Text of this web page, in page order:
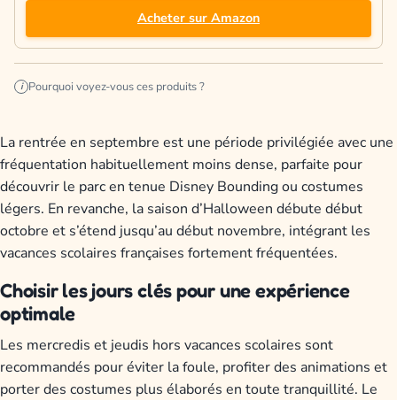
Acheter sur Amazon
i Pourquoi voyez-vous ces produits ?
La rentrée en septembre est une période privilégiée avec une
fréquentation habituellement moins dense, parfaite pour
découvrir le parc en tenue Disney Bounding ou costumes
légers. En revanche, la saison d’Halloween débute début
octobre et s’étend jusqu’au début novembre, intégrant les
vacances scolaires françaises fortement fréquentées.
Choisir les jours clés pour une expérience
optimale
Les mercredis et jeudis hors vacances scolaires sont
recommandés pour éviter la foule, profiter des animations et
porter des costumes plus élaborés en toute tranquillité. Le